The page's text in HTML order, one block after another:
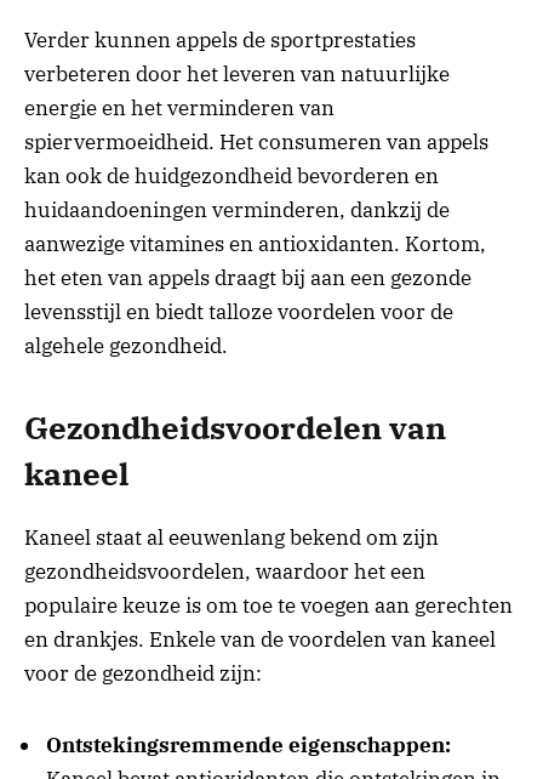
Verder kunnen appels de sportprestaties
verbeteren door het leveren van natuurlijke
energie en het verminderen van
spiervermoeidheid. Het consumeren van appels
kan ook de huidgezondheid bevorderen en
huidaandoeningen verminderen, dankzij de
aanwezige vitamines en antioxidanten. Kortom,
het eten van appels draagt bij aan een gezonde
levensstijl en biedt talloze voordelen voor de
algehele gezondheid.
Gezondheidsvoordelen van
kaneel
Kaneel staat al eeuwenlang bekend om zijn
gezondheidsvoordelen, waardoor het een
populaire keuze is om toe te voegen aan gerechten
en drankjes. Enkele van de voordelen van kaneel
voor de gezondheid zijn:
Ontstekingsremmende eigenschappen: